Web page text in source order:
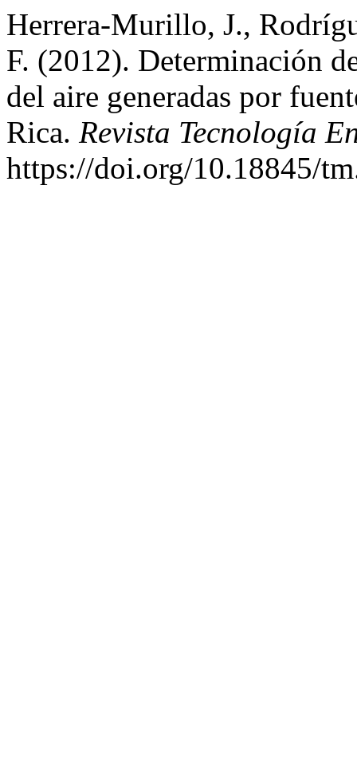
Herrera-Murillo, J.,
F. (2012). Determinación
del aire generadas por
Rica. Revista Tecnología
https://doi.org/10.18845/